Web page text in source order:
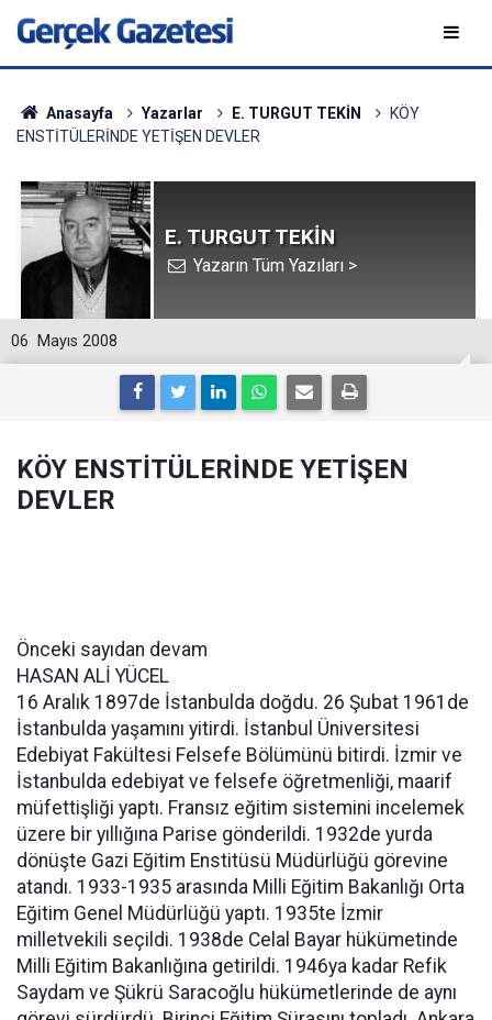
Anasayfa Yazarlar E. TURGUT TEKİN
KÖY
ENSTİTÜLERİNDE YETİŞEN DEVLER
E. TURGUT TEKİN
Yazarın Tüm Yazıları >
06 Mayıs 2008
KÖY ENSTİTÜLERİNDE YETİŞEN
DEVLER
Önceki sayıdan devam
HASAN ALİ YÜCEL
16 Aralık 1897de İstanbulda doğdu. 26 Şubat 1961de
İstanbulda yaşamını yitirdi. İstanbul Üniversitesi
Edebiyat Fakültesi Felsefe Bölümünü bitirdi. İzmir ve
İstanbulda edebiyat ve felsefe öğretmenliği, maarif
müfettişliği yaptı. Fransız eğitim sistemini incelemek
üzere bir yıllığına Parise gönderildi. 1932de yurda
dönüşte Gazi Eğitim Enstitüsü Müdürlüğü görevine
atandı. 1933-1935 arasında Milli Eğitim Bakanlığı Orta
Eğitim Genel Müdürlüğü yaptı. 1935te İzmir
milletvekili seçildi. 1938de Celal Bayar hükümetinde
Milli Eğitim Bakanlığına getirildi. 1946ya kadar Refik
Saydam ve Şükrü Saracoğlu hükümetlerinde de aynı